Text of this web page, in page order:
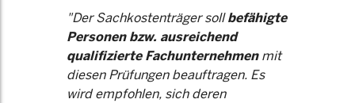
"Der Sachkostenträger sollbefähigte
Personen bzw. ausreichend
qualifizierte Fachunternehmenmit
diesen Prüfungen beauftragen. Es
wird empfohlen, sich deren